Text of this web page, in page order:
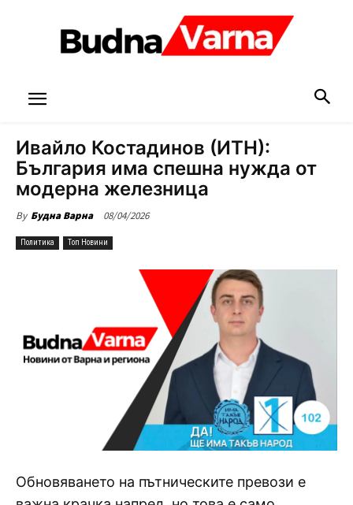
Ивайло Костадинов (ИТН):
България има спешна нужда от
модерна железница
By Будна Варна 08/04/2026
Политика Топ Новини
Обновяването на пътническите превози е